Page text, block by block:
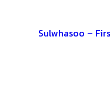
Sulwhasoo –